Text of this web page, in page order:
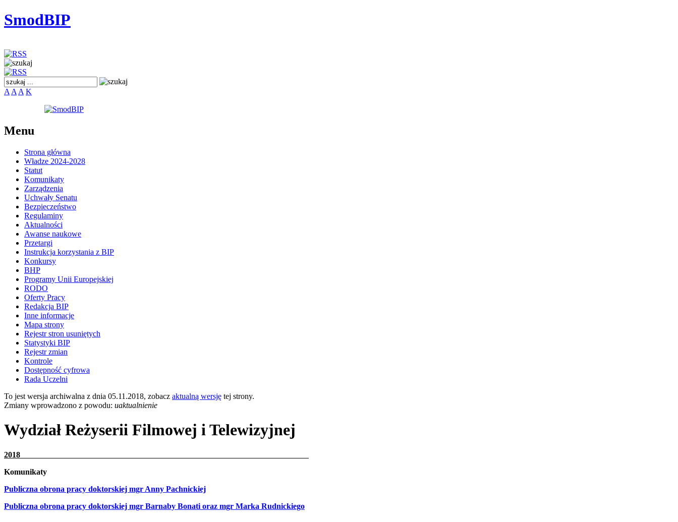
SmodBIP
A A A K
Menu
Strona główna
Władze 2024-2028
Statut
Komunikaty
Zarządzenia
Uchwały Senatu
Bezpieczeństwo
Regulaminy
Aktualności
Awanse naukowe
Przetargi
Instrukcja korzystania z BIP
Konkursy
BHP
Programy Unii Europejskiej
RODO
Oferty Pracy
Redakcja BIP
Inne informacje
Mapa strony
Rejestr stron usuniętych
Statystyki BIP
Rejestr zmian
Kontrole
Dostępność cyfrowa
Rada Uczelni
To jest wersja archiwalna z dnia 05.11.2018, zobacz aktualną wersję tej strony.
Zmiany wprowadzono z powodu: uaktualnienie
Wydział Reżyserii Filmowej i Telewizyjnej
2018
Komunikaty
Publiczna obrona pracy doktorskiej mgr Anny Pachnickiej
Publiczna obrona pracy doktorskiej mgr Barnaby Bonati oraz mgr Marka Rudnickiego